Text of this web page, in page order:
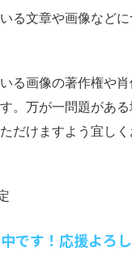
る文章や画像など
る画像の著作権や
。万が一問題がある
だけますよう宜しく
です！応援よろ